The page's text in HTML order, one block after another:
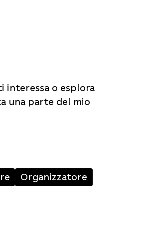
interessa o esplora
una parte del mio
Organizzatore